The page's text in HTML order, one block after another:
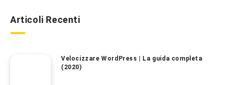
Articoli Recenti
Velocizzare WordPress | La guida completa
(2020)